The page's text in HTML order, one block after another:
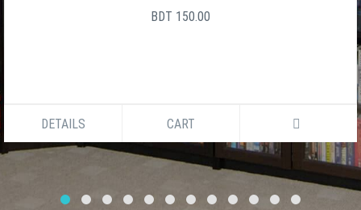
BDT 150.00
DETAILS CART